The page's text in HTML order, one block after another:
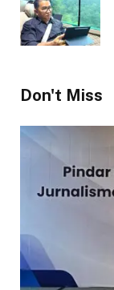
Don't Miss